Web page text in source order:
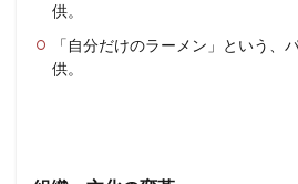
供。
「自分だけのラーメン」という、
供。